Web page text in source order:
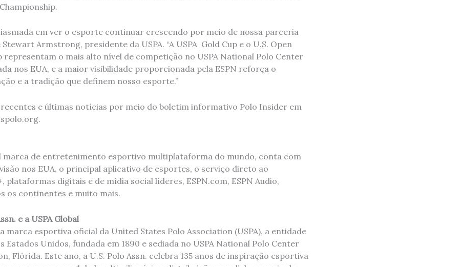
em ver o esporte continuar crescendo por meio de nossa parceria
Stewart Armstrong, presidente da USPA. “A USPA Gold Cup e o U.S. Open
representam o mais alto nível de competição no USPA National Polo Center
nos EUA, e a maior visibilidade proporcionada pela ESPN reforça o
e a tradição que definem nosso esporte.”
e últimas notícias por meio do boletim informativo Polo Insider em
marca de entretenimento esportivo multiplataforma do mundo, conta com
nos EUA, o principal aplicativo de esportes, o serviço direto ao
plataformas digitais e de mídia social líderes, ESPN.com, ESPN Audio,
os continentes e muito mais.
e a USPA Global
a marca esportiva oficial da United States Polo Association (USPA), a entidade
Estados Unidos, fundada em 1890 e sediada no USPA National Polo Center
Flórida. Este ano, a U.S. Polo Assn. celebra 135 anos de inspiração esportiva